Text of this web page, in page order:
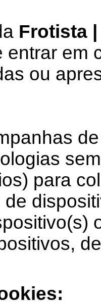
Frotista
entrar em
ou
para